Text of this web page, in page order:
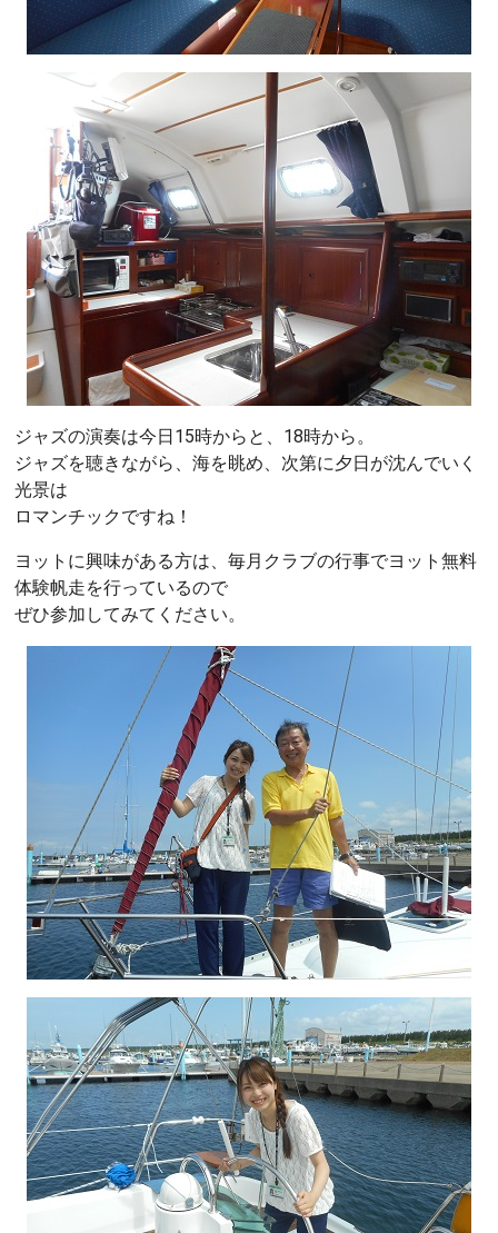
ジャズの演奏は今日15時からと、18時から。
ジャズを聴きながら、海を眺め、次第に夕日が沈んでいく
光景は
ロマンチックですね！
ヨットに興味がある方は、毎月クラブの行事でヨット無料
体験帆走を行っているので
ぜひ参加してみてください。